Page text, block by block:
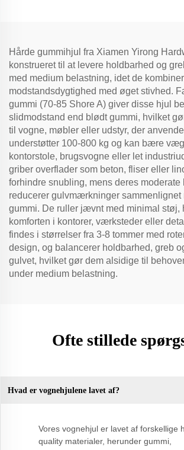
Hårde gummihjul fra Xiamen Yirong
konstrueret til at levere holdbarhed og
med medium belastning, idet de
modstandsdygtighed med øget stivhed.
gummi (70-85 Shore A) giver disse hjul
slidmodstand end blødt gummi, hvilket
til vogne, møbler eller udstyr, der
understøtter 100-800 kg og kan bære
kontorstole, brugsvogne eller let
griber overflader som beton, fliser eller
forhindre snubling, mens deres moderate
reducerer gulvmærkninger sammenlignet
gummi. De ruller jævnt med minimal støj,
komforten i kontorer, værksteder eller
findes i størrelser fra 3-8 tommer med
design, og balancerer holdbarhed, greb
gulvet, hvilket gør dem alsidige til
under medium belastning.
Ofte stillede
Hvad er vognehjulene lavet af?
Vores vognehjul er lavet af forskellige
quality materialer, herunder gummi,